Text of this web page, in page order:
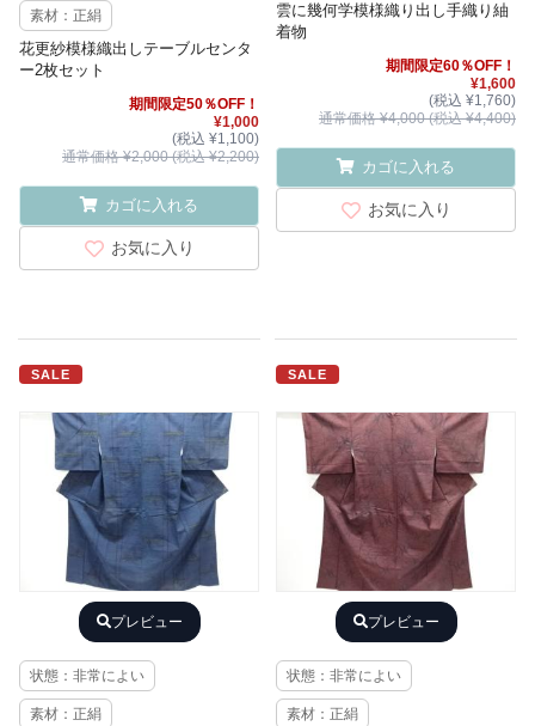
素材：正絹
花更紗模様織出しテーブルセンタ
ー2枚セット
期間限定50％OFF！
¥1,000
(税込 ¥1,100)
通常価格 ¥2,000 (税込 ¥2,200)
カゴに入れる
お気に入り
雲に幾何学模様織り出し手織り紬
着物
期間限定60％OFF！
¥1,600
(税込 ¥1,760)
通常価格 ¥4,000 (税込 ¥4,400)
カゴに入れる
お気に入り
SALE
プレビュー
状態：非常によい
素材：正絹
SALE
プレビュー
状態：非常によい
素材：正絹